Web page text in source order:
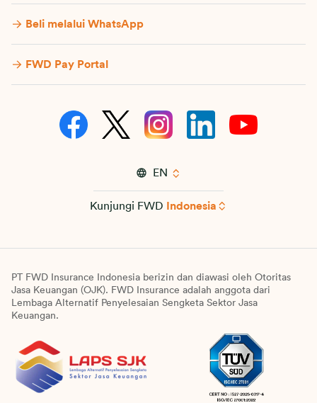
Beli melalui WhatsApp
FWD Pay Portal
EN
Kunjungi FWD Indonesia
PT FWD Insurance Indonesia berizin dan diawasi oleh Otoritas
Jasa Keuangan (OJK). FWD Insurance adalah anggota dari
Lembaga Alternatif Penyelesaian Sengketa Sektor Jasa
Keuangan.